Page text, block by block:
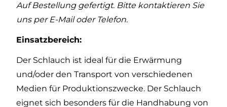
Auf Bestellung gefertigt. Bitte kontaktieren Sie
uns per E-Mail oder Telefon.
Einsatzbereich:
Der Schlauch ist ideal für die Erwärmung
und/oder den Transport von verschiedenen
Medien für Produktionszwecke. Der Schlauch
eignet sich besonders für die Handhabung von